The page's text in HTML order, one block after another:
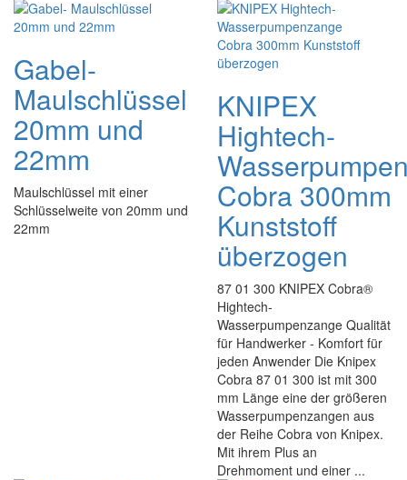
Gabel-
Maulschlüssel
20mm und
22mm
Maulschlüssel mit einer
Schlüsselweite von 20mm und
22mm
KNIPEX
Hightech-
Cobra 300mm
Kunststoff
überzogen
87 01 300 KNIPEX Cobra®
Hightech-
Wasserpumpenzange Qualität
für Handwerker - Komfort für
jeden Anwender Die Knipex
Cobra 87 01 300 ist mit 300
mm Länge eine der größeren
Wasserpumpenzangen aus
der Reihe Cobra von Knipex.
Mit ihrem Plus an
Drehmoment und einer ...